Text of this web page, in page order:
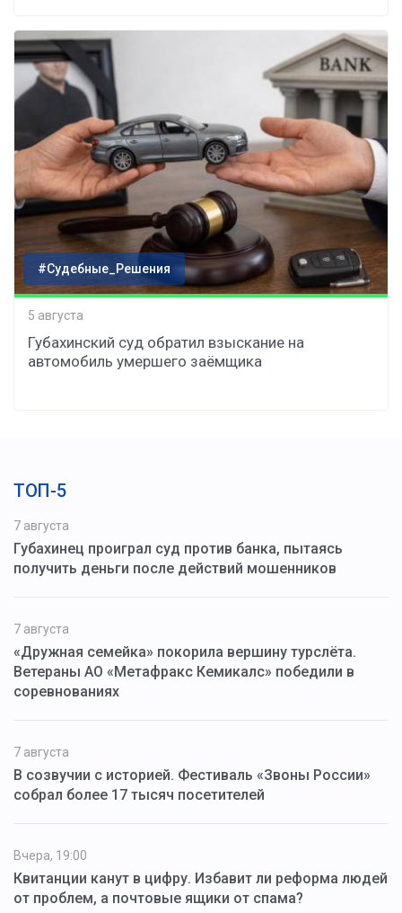
#Судебные_Решения
5 августа
Губахинский суд обратил взыскание на
автомобиль умершего заёмщика
ТОП-5
7 августа
Губахинец проиграл суд против банка, пытаясь
получить деньги после действий мошенников
7 августа
«Дружная семейка» покорила вершину турслёта.
Ветераны АО «Метафракс Кемикалс» победили в
соревнованиях
7 августа
В созвучии с историей. Фестиваль «Звоны России»
собрал более 17 тысяч посетителей
Вчера, 19:00
Квитанции канут в цифру. Избавит ли реформа людей
от проблем, а почтовые ящики от спама?